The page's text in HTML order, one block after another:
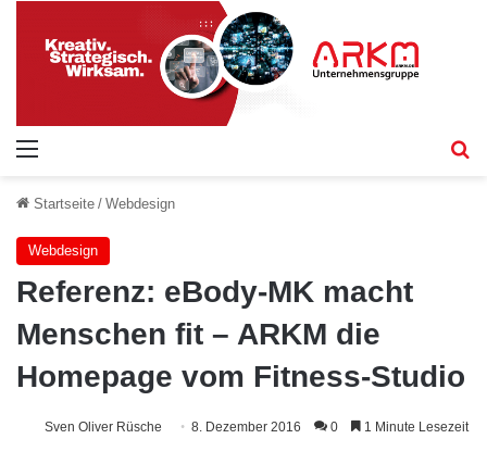
Startseite / Webdesign
Webdesign
Referenz: eBody-MK macht
Menschen fit – ARKM die
Homepage vom Fitness-Studio
Sven Oliver Rüsche 8. Dezember 2016 0 1 Minute Lesezeit